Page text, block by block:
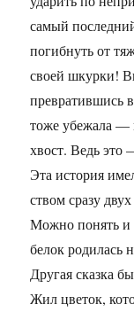
самый
погибнуть от
своей шкурки!
превратившись
тоже убежала —
хвост. Ведь это
Эта история
ством сразу
Можно понять и
белок родилась
Другая сказка
Жил цветок,